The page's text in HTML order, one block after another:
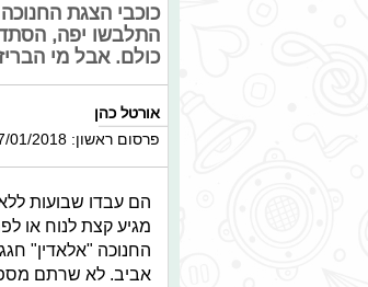
כוכבי הצגת
התלבשו יפה,
כולם. אבל מי
אורטל כהן
פרסום ראשון: 07/01/2018, 16:00
הם עבדו שבועות
מגיע קצת לנוח או
החנוכה "אלאדין"
אביב. לא שרתם